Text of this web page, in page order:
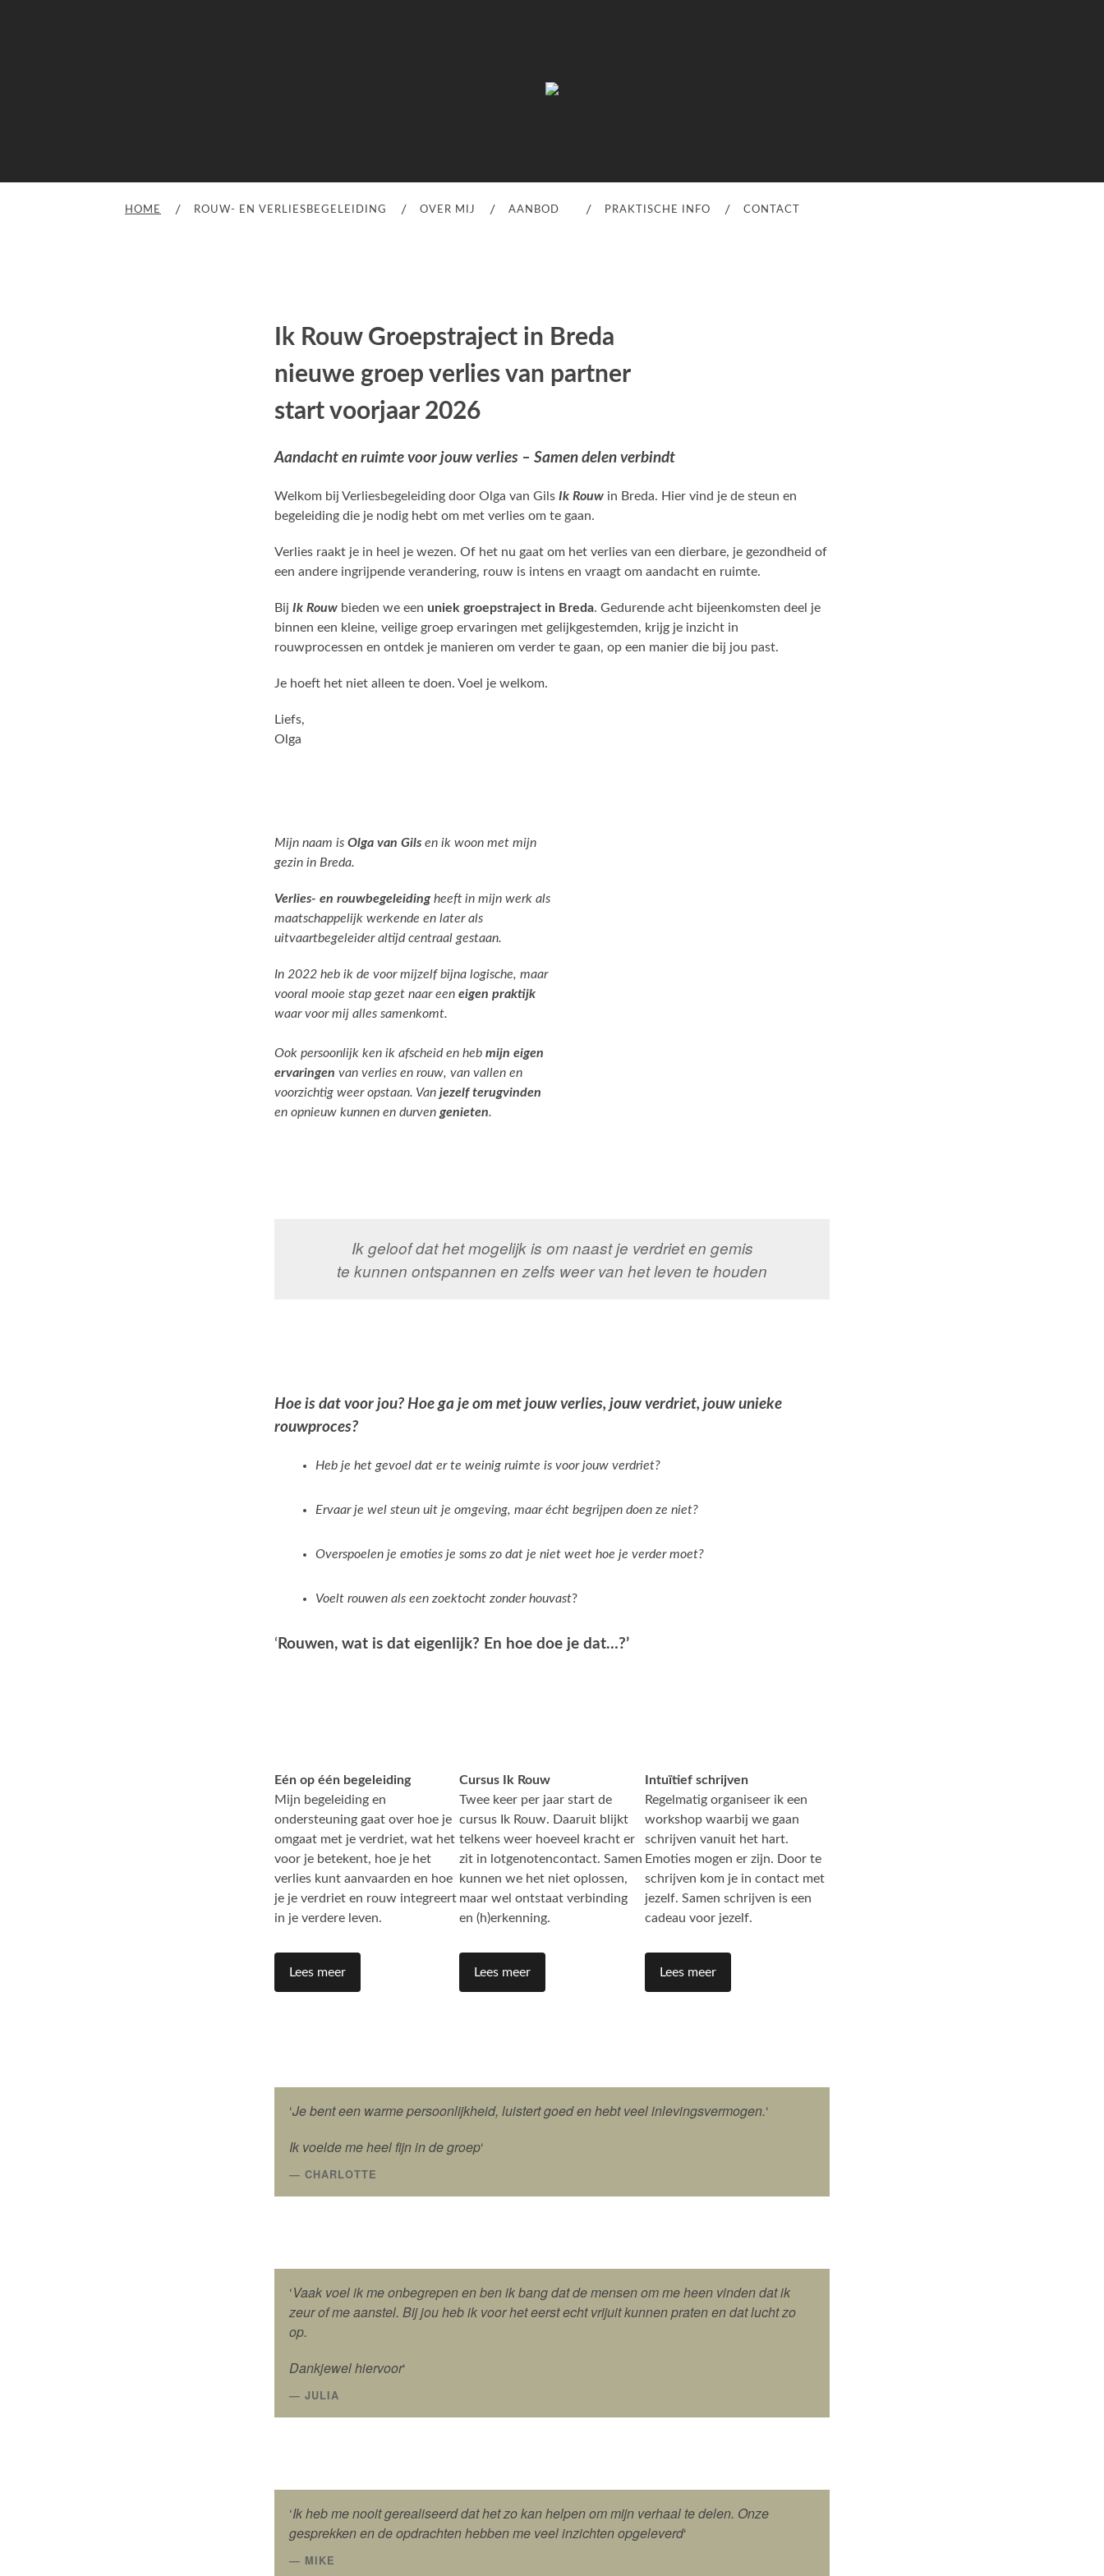
HOME ROUW- EN VERLIESBEGELEIDING OVER MIJ AANBOD PRAKTISCHE INFO CONTACT
Ik Rouw Groepstraject in Breda
nieuwe groep verlies van partner
start voorjaar 2026
Aandacht en ruimte voor jouw verlies – Samen delen verbindt
Welkom bij Verliesbegeleiding door Olga van Gils Ik Rouw in Breda. Hier vind je de steun en
begeleiding die je nodig hebt om met verlies om te gaan.
Verlies raakt je in heel je wezen. Of het nu gaat om het verlies van een dierbare, je gezondheid of
een andere ingrijpende verandering, rouw is intens en vraagt om aandacht en ruimte.
Bij Ik Rouw bieden we een uniek groepstraject in Breda. Gedurende acht bijeenkomsten deel je
binnen een kleine, veilige groep ervaringen met gelijkgestemden, krijg je inzicht in
rouwprocessen en ontdek je manieren om verder te gaan, op een manier die bij jou past.
Je hoeft het niet alleen te doen. Voel je welkom.
Liefs,
Olga
Mijn naam is Olga van Gils en ik woon met mijn
gezin in Breda.
Verlies- en rouwbegeleidingheeft in mijn werk als
maatschappelijk werkende en later als
uitvaartbegeleider altijd centraal gestaan.
In 2022 heb ik de voor mijzelf bijna logische, maar
vooral mooie stap gezet naar een eigen praktijk
waar voor mij alles samenkomt.
Ook persoonlijk ken ik afscheid en heb mijn eigen
ervaringen van verlies en rouw, van vallen en
voorzichtig weer opstaan. Van jezelf terugvinden
en opnieuw kunnen en durven genieten.
Ik geloof dat het mogelijk is om naast je verdriet en gemis
te kunnen ontspannen en zelfs weer van het leven te houden
Hoe is dat voor jou? Hoe ga je om met jouw verlies, jouw verdriet, jouw unieke
rouwproces?
Heb je het gevoel dat er te weinig ruimte is voor jouw verdriet?
Ervaar je wel steun uit je omgeving, maar écht begrijpen doen ze niet?
Overspoelen je emoties je soms zo dat je niet weet hoe je verder moet?
Voelt rouwen als een zoektocht zonder houvast?
‘ Rouwen, wat is dat eigenlijk? En hoe doe je dat…?’
Eén op één begeleiding
Mijn begeleiding en
ondersteuning gaat over hoe je
omgaat met je verdriet, wat het
voor je betekent, hoe je het
verlies kunt aanvaarden en hoe
je je verdriet en rouw integreert
in je verdere leven.
Lees meer
Cursus Ik Rouw
Twee keer per jaar start de
cursus Ik Rouw. Daaruit blijkt
telkens weer hoeveel kracht er
zit in lotgenotencontact. Samen
kunnen we het niet oplossen,
maar wel ontstaat verbinding
en (h)erkenning.
Lees meer
Intuïtief schrijven
Regelmatig organiseer ik een
workshop waarbij we gaan
schrijven vanuit het hart.
Emoties mogen er zijn. Door te
schrijven kom je in contact met
jezelf. Samen schrijven is een
cadeau voor jezelf.
Lees meer
‘Je bent een warme persoonlijkheid, luistert goed en hebt veel inlevingsvermogen.‘
Ik voelde me heel fijn in de groep‘
CHARLOTTE
‘Vaak voel ik me onbegrepen en ben ik bang dat de mensen om me heen vinden dat ik
zeur of me aanstel. Bij jou heb ik voor het eerst echt vrijuit kunnen praten en dat lucht zo
op.
Dankjewel hiervoor‘
JULIA
‘Ik heb me nooit gerealiseerd dat het zo kan helpen om mijn verhaal te delen. Onze
gesprekken en de opdrachten hebben me veel inzichten opgeleverd‘
MIKE